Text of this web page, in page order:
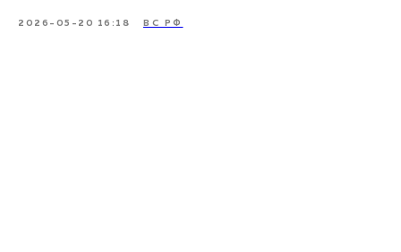
2026-05-20 16:18 ВС РФ